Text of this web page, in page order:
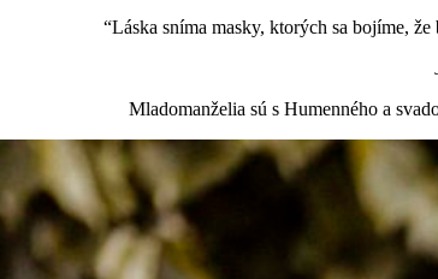
“Láska sníma masky, ktorých sa bojíme,
Mladomanželia sú s Humenného a